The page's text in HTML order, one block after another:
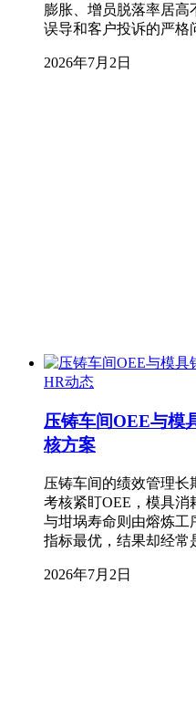
膨胀、增员脱落率居高
误导和客户投诉的严
2026年7月2日
HR动态
压铸车间OEE与模
核方案
压铸车间的绩效管理长
考核紧盯OEE，模具
与坩埚寿命则由熔炼工
指标最优，结果却经
2026年7月2日